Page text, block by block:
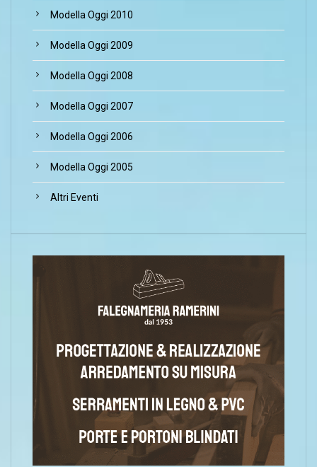
Modella Oggi 2010
Modella Oggi 2009
Modella Oggi 2008
Modella Oggi 2007
Modella Oggi 2006
Modella Oggi 2005
Altri Eventi